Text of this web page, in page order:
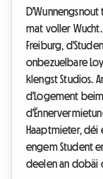
D'Wunnengsnout
mat voller Wucht.
Freiburg,
onbezuelbare
klengst Studios.
d'Logement
Haaptmieter, déi
engem Student
deelen an dobäi